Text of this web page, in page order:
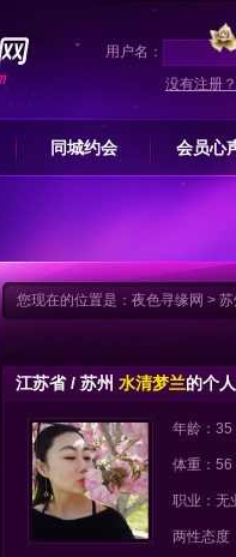
用户名：
没有注册？
同城约会 会员心
您现在的位置是： 夜色寻缘网 >
江苏省 / 苏州 水清梦兰的个
年龄：35
体重：56
职业：无
两性态度